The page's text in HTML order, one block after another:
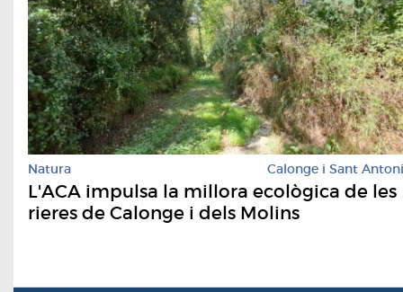
Natura Calonge i Sant Antoni
L'ACA impulsa la millora ecològica de les
rieres de Calonge i dels Molins